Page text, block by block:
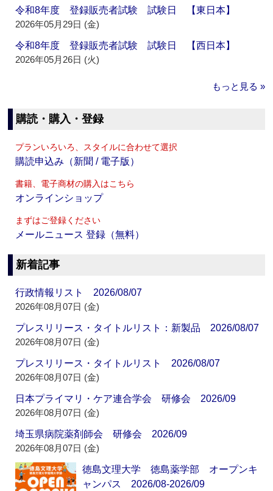
令和8年度 登録販売者試験 試験日 【東日本】
2026年05月29日 (金)
令和8年度 登録販売者試験 試験日 【西日本】
2026年05月26日 (火)
もっと見る »
購読・購入・登録
プランいろいろ、スタイルに合わせて選択
購読申込み（新聞 / 電子版）
書籍、電子商材の購入はこちら
オンラインショップ
まずはご登録ください
メールニュース 登録（無料）
新着記事
行政情報リスト 2026/08/07
2026年08月07日 (金)
プレスリリース・タイトルリスト：新製品 2026/08/07
2026年08月07日 (金)
プレスリリース・タイトルリスト 2026/08/07
2026年08月07日 (金)
日本プライマリ・ケア連合学会 研修会 2026/09
2026年08月07日 (金)
埼玉県病院薬剤師会 研修会 2026/09
2026年08月07日 (金)
徳島文理大学 徳島薬学部 オープンキ
ャンパス 2026/08-2026/09